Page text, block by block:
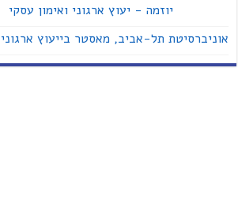
יוזמה - יעוץ ארגוני ואימון עסקי
אוניברסיטת תל-אביב, מאסטר בייעוץ